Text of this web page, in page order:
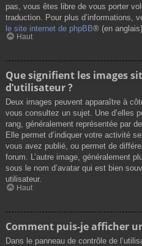
pas, vous êtes libre de vous porter
traduction. Pour plus d’informations,
le site internet de phpBB® (en anglais).
Haut
Que signifient les images
d’utilisateur ?
Deux images peuvent apparaître à
vous consultez un sujet. Une d’elles
rang, généralement représentée par
Elle permet d’indiquer votre activité
vous avez publié, ou permet de
forum. L’autre image, généralement
sous le nom d’avatar qui est bien
utilisateur.
Haut
Comment puis-je afficher
Dans le panneau de contrôle de